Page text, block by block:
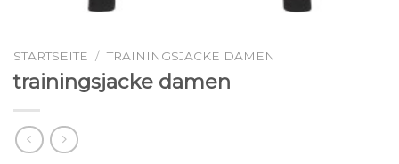
STARTSEITE / TRAININGSJACKE DAMEN
trainingsjacke damen